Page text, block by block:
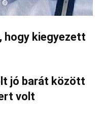
hogy kiegyezett
jó barát között
volt